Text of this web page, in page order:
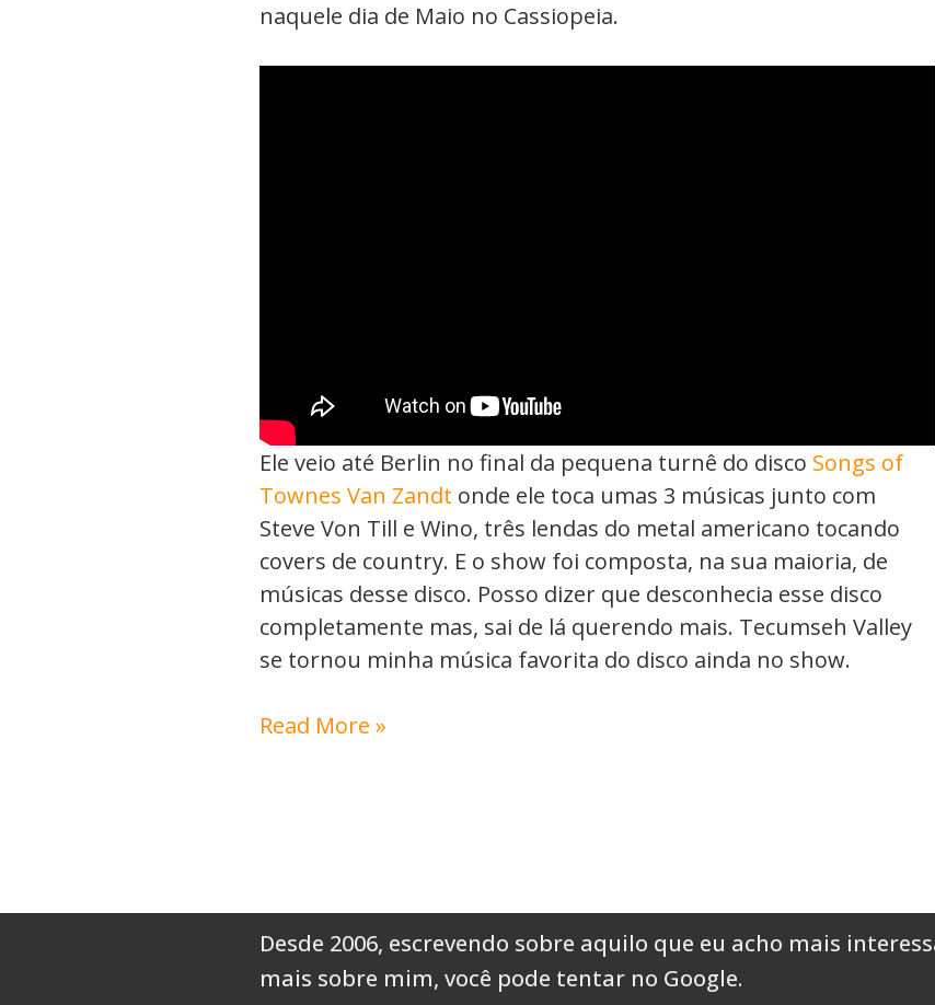
naquele dia de Maio no Cassiopeia.
Ele veio até Berlin no final da pequena turnê do disco Songs of
Townes Van Zandt onde ele toca umas 3 músicas junto com
Steve Von Till e Wino, três lendas do metal americano tocando
covers de country. E o show foi composta, na sua maioria, de
músicas desse disco. Posso dizer que desconhecia esse disco
completamente mas, sai de lá querendo mais. Tecumseh Valley
se tornou minha música favorita do disco ainda no show.
Read More »
Desde 2006, escrevendo sobre aquilo que eu acho mais
mais sobre mim, você pode tentar no Google.